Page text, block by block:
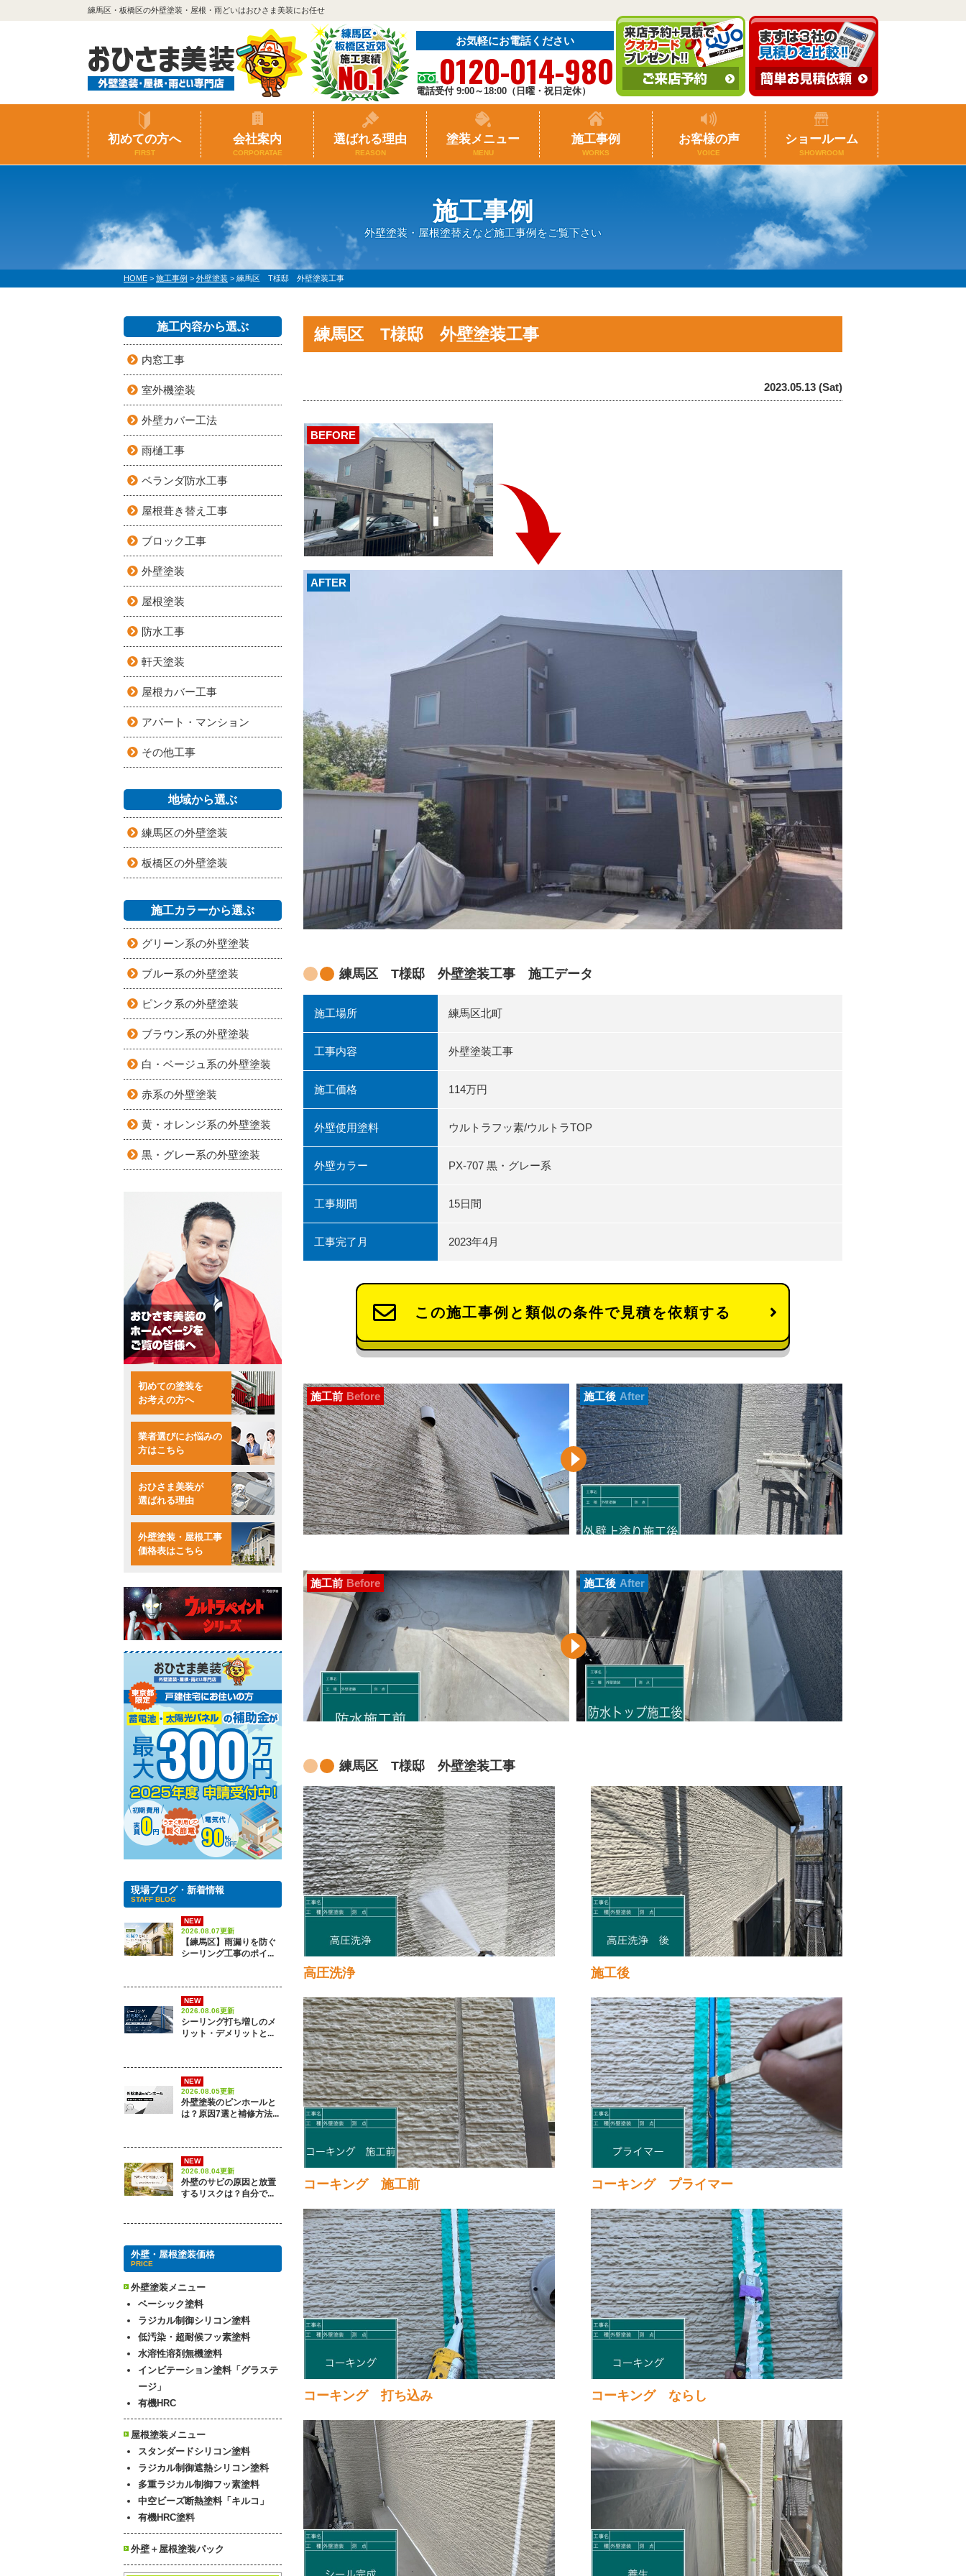
練馬区・板橋区の外壁塗装・屋根・雨どいはおひさま美装にお任せ
お気軽にお電話ください
0120-014-980
電話受付 9:00～18:00（日曜・祝日定休）
初めての方へ
FIRST
会社案内
CORPORATAE
選ばれる理由
REASON
塗装メニュー
MENU
施工事例
WORKS
お客様の声
VOICE
ショールーム
SHOWROOM
施工事例
外壁塗装・屋根塗替えなど施工事例をご覧下さい
HOME > 施工事例 > 外壁塗装 > 練馬区 T様邸 外壁塗装工事
練馬区 T様邸 外壁塗装工事
2023.05.13 (Sat)
BEFORE
AFTER
練馬区 T様邸 外壁塗装工事 施工データ
施工場所 練馬区北町
工事内容 外壁塗装工事
施工価格 114万円
外壁使用塗料 ウルトラフッ素/ウルトラTOP
外壁カラー PX-707 黒・グレー系
工事期間 15日間
工事完了月 2023年4月
この施工事例と類似の条件で見積を依頼する
施工前 Before 施工後 After
施工前 Before 施工後 After
練馬区 T様邸 外壁塗装工事
高圧洗浄 施工後
コーキング 施工前 コーキング プライマー
コーキング 打ち込み コーキング ならし
施工内容から選ぶ
内窓工事
室外機塗装
外壁カバー工法
雨樋工事
ベランダ防水工事
屋根葺き替え工事
ブロック工事
外壁塗装
屋根塗装
防水工事
軒天塗装
屋根カバー工事
アパート・マンション
その他工事
地域から選ぶ
練馬区の外壁塗装
板橋区の外壁塗装
施工カラーから選ぶ
グリーン系の外壁塗装
ブルー系の外壁塗装
ピンク系の外壁塗装
ブラウン系の外壁塗装
白・ベージュ系の外壁塗装
赤系の外壁塗装
黄・オレンジ系の外壁塗装
黒・グレー系の外壁塗装
初めての塗装を
お考えの方へ
業者選びにお悩みの
方はこちら
おひさま美装が
選ばれる理由
外壁塗装・屋根工事
価格表はこちら
現場ブログ・新着情報
STAFF BLOG
NEW
2026.08.07更新
【練馬区】雨漏りを防ぐ
シーリング工事のポイ...
NEW
2026.08.06更新
シーリング打ち増しのメ
リット・デメリットと...
NEW
2026.08.05更新
外壁塗装のピンホールと
は？原因7選と補修方法...
NEW
2026.08.04更新
外壁のサビの原因と放置
するリスクは？自分で...
外壁・屋根塗装価格
PRICE
外壁塗装メニュー
ベーシック塗料
ラジカル制御シリコン塗料
低汚染・超耐候フッ素塗料
水溶性溶剤無機塗料
インビテーション塗料「グラステ
ージ」
有機HRC
屋根塗装メニュー
スタンダードシリコン塗料
ラジカル制御遮熱シリコン塗料
多重ラジカル制御フッ素塗料
中空ビーズ断熱塗料「キルコ」
有機HRC塗料
外壁＋屋根塗装パック